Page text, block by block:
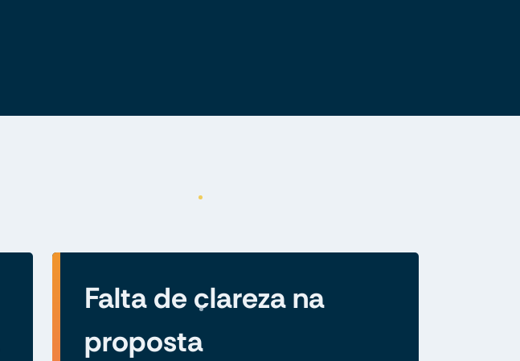
Falta de clareza na
proposta